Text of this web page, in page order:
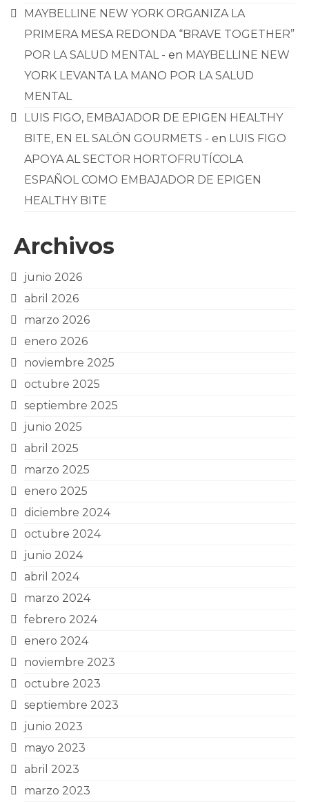
MAYBELLINE NEW YORK ORGANIZA LA
PRIMERA MESA REDONDA “BRAVE TOGETHER”
POR LA SALUD MENTAL - en MAYBELLINE NEW
YORK LEVANTA LA MANO POR LA SALUD
MENTAL
LUIS FIGO, EMBAJADOR DE EPIGEN HEALTHY
BITE, EN EL SALÓN GOURMETS - en LUIS FIGO
APOYA AL SECTOR HORTOFRUTÍCOLA
ESPAÑOL COMO EMBAJADOR DE EPIGEN
HEALTHY BITE
Archivos
junio 2026
abril 2026
marzo 2026
enero 2026
noviembre 2025
octubre 2025
septiembre 2025
junio 2025
abril 2025
marzo 2025
enero 2025
diciembre 2024
octubre 2024
junio 2024
abril 2024
marzo 2024
febrero 2024
enero 2024
noviembre 2023
octubre 2023
septiembre 2023
junio 2023
mayo 2023
abril 2023
marzo 2023